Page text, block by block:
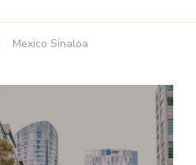
Mexico Sinaloa